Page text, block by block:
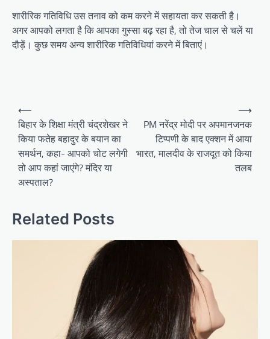
शारीरिक गतिविधि उस तनाव को कम करने में सहायता कर सकती है।
अगर आपको लगता है कि आपका गुस्सा बढ़ रहा है, तो तेज चाल से चलें या
दौड़ें। कुछ समय अन्य शारीरिक गतिविधियां करने में बिताएं।
Post
navigation
⟵
बिहार के शिक्षा मंत्री चंद्रशेखर ने
किया फतेह बहादुर के बयान का
समर्थन, कहा- आपको चोट लगेगी
तो आप कहां जाएंगे? मंदिर या
अस्पताल?
PM नरेंद्र मोदी पर अपमानजनक
टिप्पणी के बाद एक्शन में आया
भारत, मालदीव के राजदूत को किया
तलब
⟶
Related Posts